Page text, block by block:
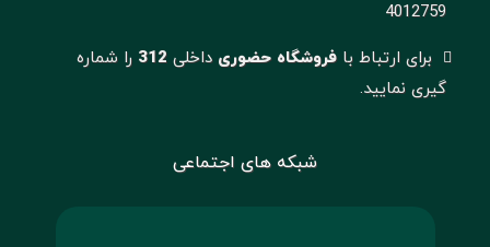
4012759
برای ارتباط با فروشگاه حضوریداخلی 312 را شماره
گیری نمایید.
شبکه های اجتماعی